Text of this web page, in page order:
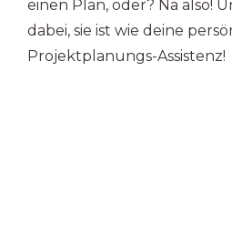
einen Plan, oder? Na also!
dabei, sie ist wie deine
Projektplanungs-Assistenz!